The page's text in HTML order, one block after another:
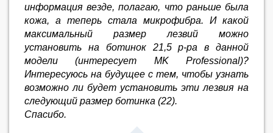
информация везде, полагаю, что раньше была
кожа, а теперь стала микрофибра. И какой
максимальный размер лезвий можно
установить на ботинок 21,5 р-ра в данной
модели (интересует MK Professional)?
Интересуюсь на будущее с тем, чтобы узнать
возможно ли будет установить эти лезвия на
следующий размер ботинка (22).
Спасибо.